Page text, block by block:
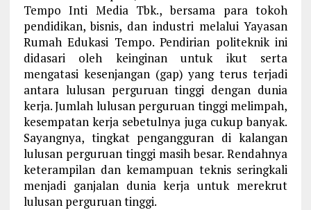
Tempo Inti Media Tbk., bersama para tokoh
pendidikan, bisnis, dan industri melalui Yayasan
Rumah Edukasi Tempo. Pendirian politeknik ini
didasari oleh keinginan untuk ikut serta
mengatasi kesenjangan (gap) yang terus terjadi
antara lulusan perguruan tinggi dengan dunia
kerja. Jumlah lulusan perguruan tinggi melimpah,
kesempatan kerja sebetulnya juga cukup banyak.
Sayangnya, tingkat pengangguran di kalangan
lulusan perguruan tinggi masih besar. Rendahnya
keterampilan dan kemampuan teknis seringkali
menjadi ganjalan dunia kerja untuk merekrut
lulusan perguruan tinggi.